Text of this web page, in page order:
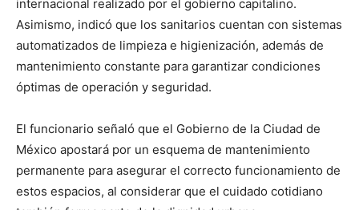
internacional realizado por el gobierno capitalino.
Asimismo, indicó que los sanitarios cuentan con sistemas
automatizados de limpieza e higienización, además de
mantenimiento constante para garantizar condiciones
óptimas de operación y seguridad.
El funcionario señaló que el Gobierno de la Ciudad de
México apostará por un esquema de mantenimiento
permanente para asegurar el correcto funcionamiento de
estos espacios, al considerar que el cuidado cotidiano